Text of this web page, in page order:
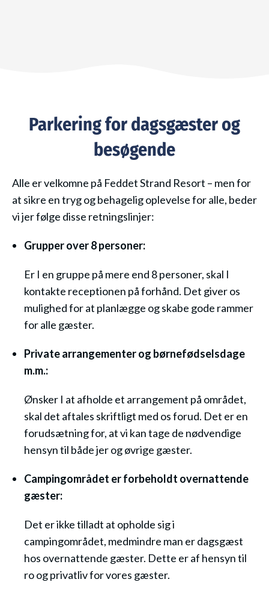
Parkering for dagsgæster og
besøgende
Alle er velkomne på Feddet Strand Resort – men for
at sikre en tryg og behagelig oplevelse for alle, beder
vi jer følge disse retningslinjer:
Grupper over 8 personer:
Er I en gruppe på mere end 8 personer, skal I
kontakte receptionen på forhånd. Det giver os
mulighed for at planlægge og skabe gode rammer
for alle gæster.
Private arrangementer og børnefødselsdage
m.m.:
Ønsker I at afholde et arrangement på området,
skal det aftales skriftligt med os forud. Det er en
forudsætning for, at vi kan tage de nødvendige
hensyn til både jer og øvrige gæster.
Campingområdet er forbeholdt overnattende
gæster:
Det er ikke tilladt at opholde sig i
campingområdet, medmindre man er dagsgæst
hos overnattende gæster. Dette er af hensyn til
ro og privatliv for vores gæster.